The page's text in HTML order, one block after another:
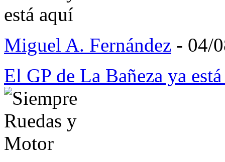
Miguel A. Fernández - 04/
El GP de La Bañeza ya